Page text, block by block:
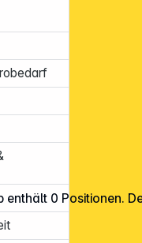
enthält 0 Positionen.